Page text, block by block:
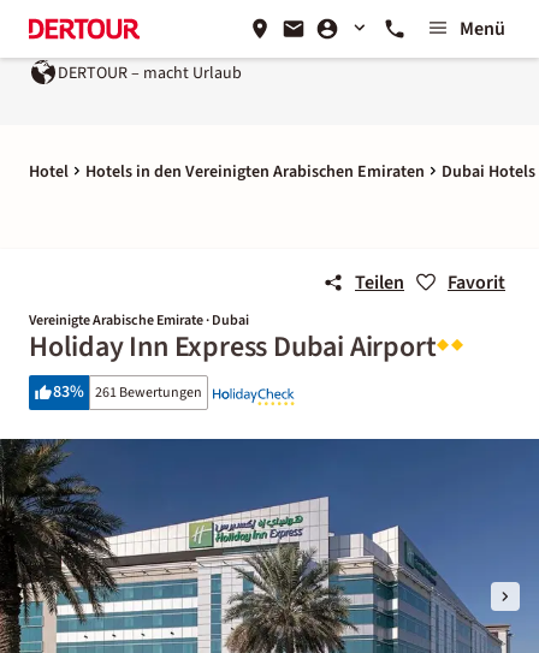
Menü
DERTOUR – macht Urlaub
Hotel Hotels in den Vereinigten Arabischen Emiraten Dubai Hotels
Teilen Favorit
Vereinigte Arabische Emirate · Dubai
Holiday Inn Express Dubai Airport
83% 261 Bewertungen